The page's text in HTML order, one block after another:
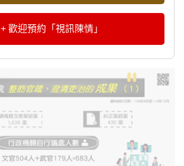
+ 歡迎預約「視訊陳情」